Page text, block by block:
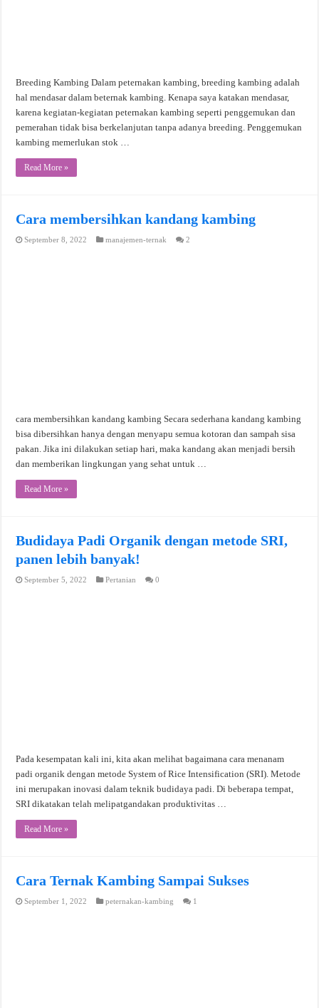
Breeding Kambing Dalam peternakan kambing, breeding kambing adalah
hal mendasar dalam beternak kambing. Kenapa saya katakan mendasar,
karena kegiatan-kegiatan peternakan kambing seperti penggemukan dan
pemerahan tidak bisa berkelanjutan tanpa adanya breeding. Penggemukan
kambing memerlukan stok …
Read More »
Cara membersihkan kandang kambing
September 8, 2022 manajemen-ternak 2
cara membersihkan kandang kambing Secara sederhana kandang kambing
bisa dibersihkan hanya dengan menyapu semua kotoran dan sampah sisa
pakan. Jika ini dilakukan setiap hari, maka kandang akan menjadi bersih
dan memberikan lingkungan yang sehat untuk …
Read More »
Budidaya Padi Organik dengan metode SRI,
panen lebih banyak!
September 5, 2022 Pertanian 0
Pada kesempatan kali ini, kita akan melihat bagaimana cara menanam
padi organik dengan metode System of Rice Intensification (SRI). Metode
ini merupakan inovasi dalam teknik budidaya padi. Di beberapa tempat,
SRI dikatakan telah melipatgandakan produktivitas …
Read More »
Cara Ternak Kambing Sampai Sukses
September 1, 2022 peternakan-kambing 1